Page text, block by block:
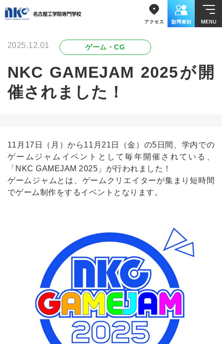
2025.12.01 ゲーム・CG
NKC GAMEJAM 2025が開
催されました！
11月17日（月）から11月21日（金）の5日間、学内での
ゲームジャムイベントとして毎年開催されている、
「NKC GAMEJAM 2025」が行われました！
ゲームジャムとは、ゲームクリエイターが集まり短時間
でゲーム制作をするイベントとなります。